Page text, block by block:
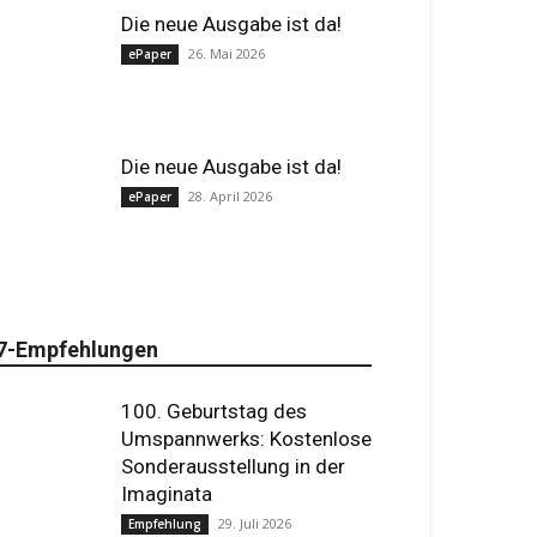
Die neue Ausgabe ist da!
ePaper 26. Mai 2026
Die neue Ausgabe ist da!
ePaper 28. April 2026
Empfehlungen
100. Geburtstag des
Umspannwerks: Kostenlose
Sonderausstellung in der
Imaginata
Empfehlung 29. Juli 2026